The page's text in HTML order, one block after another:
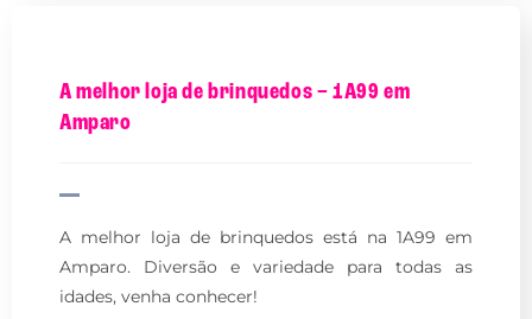
A melhor loja de brinquedos – 1A99 em
Amparo
A melhor loja de brinquedos está na 1A99 em
Amparo. Diversão e variedade para todas as
idades, venha conhecer!